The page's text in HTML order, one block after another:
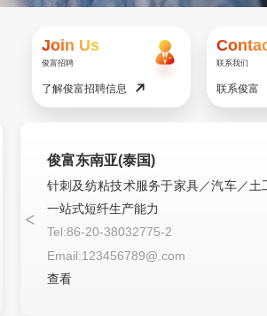
Join Us
俊富招聘
了解俊富招聘信息
联系我们
联系俊富
俊富东南亚(泰国)
针刺及纺粘技术服务于家具／汽车／土
一站式短纤生产能力
Tel:86-20-38032775-2
Email:123456789@.com
查看